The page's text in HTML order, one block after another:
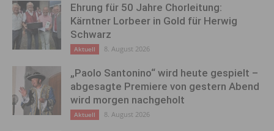
Ehrung für 50 Jahre Chorleitung:
Kärntner Lorbeer in Gold für Herwig
Schwarz
Aktuell 8. August 2026
„Paolo Santonino“ wird heute gespielt –
abgesagte Premiere von gestern Abend
wird morgen nachgeholt
Aktuell 8. August 2026